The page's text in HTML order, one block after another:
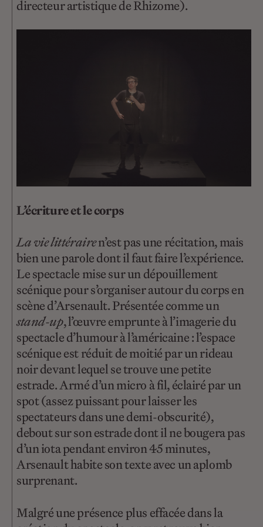
directeur artistique de Rhizome).
L’écriture et le corps
La vie littérairen’est pas une récitation, mais
bien une parole dont il faut faire l’expérience.
Le spectacle mise sur un dépouillement
scénique pour s’organiser autour du corps en
scène d’Arsenault. Présentée comme un
stand-up, l’œuvre emprunte à l’imagerie du
spectacle d’humour à l’américaine : l’espace
scénique est réduit de moitié par un rideau
noir devant lequel se trouve une petite
estrade. Armé d’un micro à fil, éclairé par un
spot (assez puissant pour laisser les
spectateurs dans une demi-obscurité),
debout sur son estrade dont il ne bougera pas
d’un iota pendant environ 45 minutes,
Arsenault habite son texte avec un aplomb
surprenant.
Malgré une présence plus effacée dans la